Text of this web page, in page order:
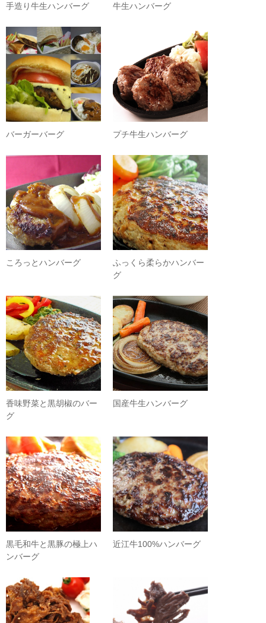
手造り牛生ハンバーグ 牛生ハンバーグ
バーガーバーグ プチ牛生ハンバーグ
ころっとハンバーグ
ふっくら柔らかハンバー
グ
香味野菜と黒胡椒のバー
グ
国産牛生ハンバーグ
黒毛和牛と黒豚の極上ハ
ンバーグ
近江牛100%ハンバーグ